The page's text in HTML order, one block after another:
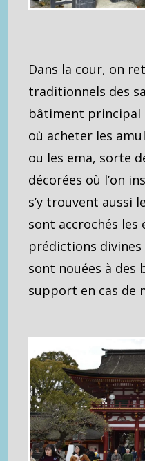
Dans la cour, on
traditionnels des
bâtiment principal
où acheter les
ou les ema, sorte
décorées où l’on
s’y trouvent aussi
sont accrochés les
prédictions
sont nouées à des
support en cas de